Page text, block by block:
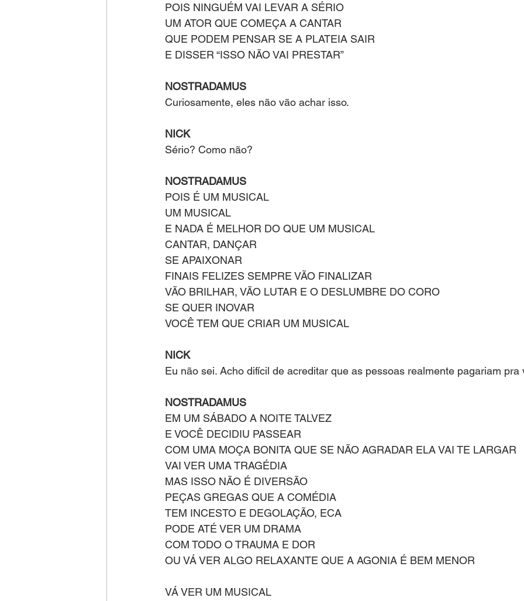
POIS NINGUÉM VAI LEVAR A SÉRIO
UM ATOR QUE COMEÇA A CANTAR
QUE PODEM PENSAR SE A PLATEIA SAIR
E DISSER “ISSO NÃO VAI PRESTAR”
NOSTRADAMUS
Curiosamente, eles não vão achar isso.
NICK
Sério? Como não?
NOSTRADAMUS
POIS É UM MUSICAL
UM MUSICAL
E NADA É MELHOR DO QUE UM MUSICAL
CANTAR, DANÇAR
SE APAIXONAR
FINAIS FELIZES SEMPRE VÃO FINALIZAR
VÃO BRILHAR, VÃO LUTAR E O DESLUMBRE DO CORO
SE QUER INOVAR
VOCÊ TEM QUE CRIAR UM MUSICAL
NICK
Eu não sei. Acho difícil de acreditar que as pessoas realmente pagariam pra
NOSTRADAMUS
EM UM SÁBADO A NOITE TALVEZ
E VOCÊ DECIDIU PASSEAR
COM UMA MOÇA BONITA QUE SE NÃO AGRADAR ELA VAI TE LARGAR
VAI VER UMA TRAGÉDIA
MAS ISSO NÃO É DIVERSÃO
PEÇAS GREGAS QUE A COMÉDIA
TEM INCESTO E DEGOLAÇÃO, ECA
PODE ATÉ VER UM DRAMA
COM TODO O TRAUMA E DOR
OU VÁ VER ALGO RELAXANTE QUE A AGONIA É BEM MENOR
VÁ VER UM MUSICAL